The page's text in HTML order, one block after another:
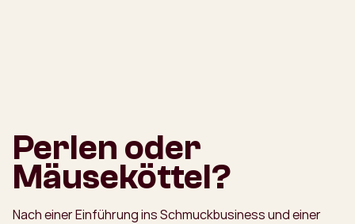
Perlen oder
Mäuseköttel?
Nach einer Einführung ins Schmuckbusiness und einer